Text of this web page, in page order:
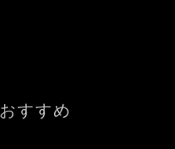
すすめ